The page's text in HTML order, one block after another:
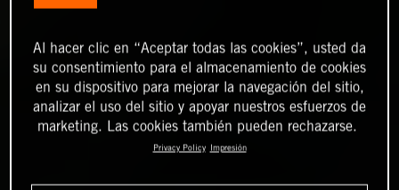
Al hacer clic en “Aceptar todas las cookies”, usted da
su consentimiento para el almacenamiento de cookies
en su dispositivo para mejorar la navegación del sitio,
analizar el uso del sitio y apoyar nuestros esfuerzos de
marketing. Las cookies también pueden rechazarse.
Privacy Policy Impresión